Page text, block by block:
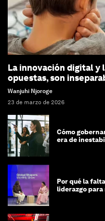
La innovación digital y
opuestas, son
Wanjuhi Njoroge
23 de marzo de 2026
Cómo
era de
Por qué la
liderazgo